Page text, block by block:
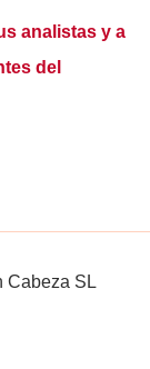
analistas y a
del
Cabeza SL